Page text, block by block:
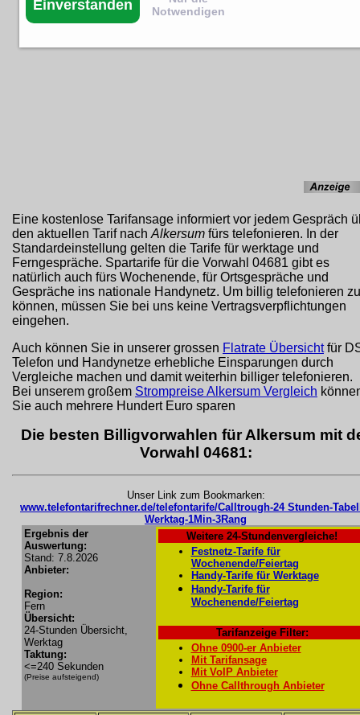
Eine kostenlose Tarifansage informiert vor jedem Gespräch
den aktuellen Tarif nach Alkersum fürs telefonieren. In der
Standardeinstellung gelten die Tarife für werktage und
Ferngespräche. Spartarife für die Vorwahl 04681 gibt es
natürlich auch fürs Wochenende, für Ortsgespräche und
Gespräche ins nationale Handynetz. Um billig telefonieren zu
können, müssen Sie bei uns keine Vertragsverpflichtungen
eingehen.
Auch können Sie in unserer grossen Flatrate Übersichtfür
Telefon und Handynetze erhebliche Einsparungen durch
Vergleiche machen und damit weiterhin billiger telefonieren.
Bei unserem großem Strompreise Alkersum Vergleich
Sie auch mehrere Hundert Euro sparen
Die besten Billigvorwahlen für Alkersum mit
Vorwahl 04681:
Unser Link zum Bookmarken:
www.telefontarifrechner.de/telefontarife/Calltrough-24 Stunden-
Werktag-1Min-3Rang
Ergebnis der
Auswertung:
Stand: 7.8.2026
Anbieter:
Region:
Fern
Übersicht:
24-Stunden Übersicht,
Werktag
Taktung:
<=240 Sekunden
(Preise aufsteigend)
Weitere 24-Stundenvergleiche!
Festnetz-Tarife für
Wochenende/Feiertag
Handy-Tarife für Werktage
Handy-Tarife für
Wochenende/Feiertag
Tarifanzeige Filter:
Ohne 0900-er Anbieter
Mit Tarifansage
Mit VoIP Anbieter
Ohne Callthrough Anbieter
Einverstanden
Notwendigen